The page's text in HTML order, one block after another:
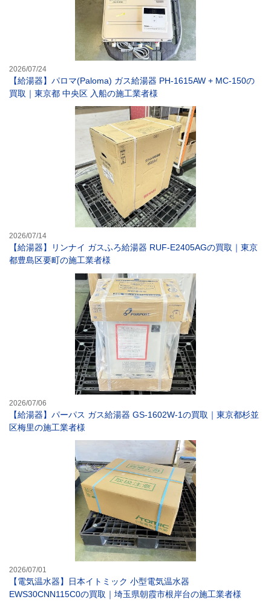
2026/07/24
【給湯器】パロマ(Paloma) ガス給湯器 PH-1615AW + MC-150の
買取｜東京都 中央区 入船の施工業者様
2026/07/14
【給湯器】リンナイ ガスふろ給湯器 RUF-E2405AGの買取｜東京
都豊島区要町の施工業者様
2026/07/06
【給湯器】パーパス ガス給湯器 GS-1602W-1の買取｜東京都杉並
区梅里の施工業者様
2026/07/01
【電気温水器】日本イトミック 小型電気温水器
EWS30CNN115C0の買取｜埼玉県朝霞市根岸台の施工業者様